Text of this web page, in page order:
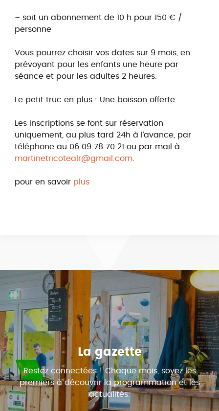
– soit un abonnement de 10 h pour 150 € /
personne
Vous pourrez choisir vos dates sur 9 mois, en
prévoyant pour les enfants une heure par
séance et pour les adultes 2 heures.
Le petit truc en plus : Une boisson offerte
Les inscriptions se font sur réservation
uniquement, au plus tard 24h à l’avance, par
téléphone au 06 09 78 70 21 ou par mail à
martinetricotealr@gmail.com
pour en savoir plus
La gazette
Restez connectées ! Chaque mois, soyez les
premiers à découvrir la programmation et les
actualités.